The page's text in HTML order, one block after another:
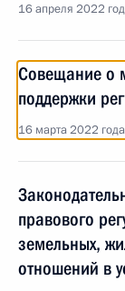
16 апреля 2022
Совещание о
поддержки
16 марта 2022
правового
земельных,
отношений в